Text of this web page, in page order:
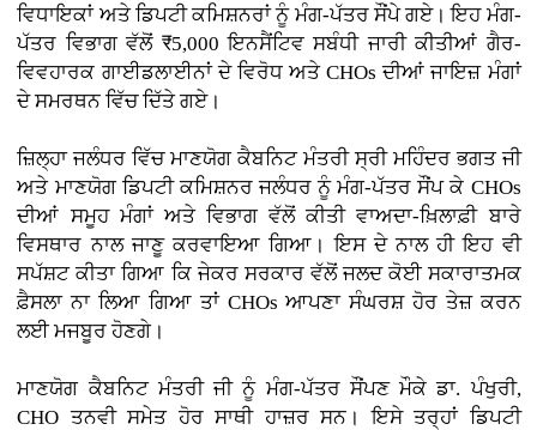
ਵਿਧਾਇਕਾਂ ਅਤੇ ਡਿਪਟੀ ਕਮਿਸ਼ਨਰਾਂ ਨੂੰ ਮੰਗ-ਪੱਤਰ ਸੌਂਪੇ ਗਏ। ਇਹ ਮੰਗ-
ਪੱਤਰ ਵਿਭਾਗ ਵੱਲੋਂ ₹5,000 ਇਨਸੈਂਟਿਵ ਸਬੰਧੀ ਜਾਰੀ ਕੀਤੀਆਂ ਗੈਰ-
ਵਿਵਹਾਰਕ ਗਾਈਡਲਾਈਨਾਂ ਦੇ ਵਿਰੋਧ ਅਤੇ CHOs ਦੀਆਂ ਜਾਇਜ਼ ਮੰਗਾਂ
ਦੇ ਸਮਰਥਨ ਵਿੱਚ ਦਿੱਤੇ ਗਏ।
ਜ਼ਿਲ੍ਹਾ ਜਲੰਧਰ ਵਿੱਚ ਮਾਣਯੋਗ ਕੈਬਨਿਟ ਮੰਤਰੀ ਸ੍ਰੀ ਮਹਿੰਦਰ ਭਗਤ ਜੀ
ਅਤੇ ਮਾਣਯੋਗ ਡਿਪਟੀ ਕਮਿਸ਼ਨਰ ਜਲੰਧਰ ਨੂੰ ਮੰਗ-ਪੱਤਰ ਸੌਂਪ ਕੇ CHOs
ਦੀਆਂ ਸਮੂਹ ਮੰਗਾਂ ਅਤੇ ਵਿਭਾਗ ਵੱਲੋਂ ਕੀਤੀ ਵਾਅਦਾ-ਖ਼ਿਲਾਫ਼ੀ ਬਾਰੇ
ਵਿਸਥਾਰ ਨਾਲ ਜਾਣੂ ਕਰਵਾਇਆ ਗਿਆ। ਇਸ ਦੇ ਨਾਲ ਹੀ ਇਹ ਵੀ
ਸਪੱਸ਼ਟ ਕੀਤਾ ਗਿਆ ਕਿ ਜੇਕਰ ਸਰਕਾਰ ਵੱਲੋਂ ਜਲਦ ਕੋਈ ਸਕਾਰਾਤਮਕ
ਫ਼ੈਸਲਾ ਨਾ ਲਿਆ ਗਿਆ ਤਾਂ CHOs ਆਪਣਾ ਸੰਘਰਸ਼ ਹੋਰ ਤੇਜ਼ ਕਰਨ
ਲਈ ਮਜਬੂਰ ਹੋਣਗੇ।
ਮਾਣਯੋਗ ਕੈਬਨਿਟ ਮੰਤਰੀ ਜੀ ਨੂੰ ਮੰਗ-ਪੱਤਰ ਸੌਂਪਣ ਮੌਕੇ ਡਾ. ਪੰਖੁਰੀ,
CHO ਤਨਵੀ ਸਮੇਤ ਹੋਰ ਸਾਥੀ ਹਾਜ਼ਰ ਸਨ। ਇਸੇ ਤਰ੍ਹਾਂ ਡਿਪਟੀ